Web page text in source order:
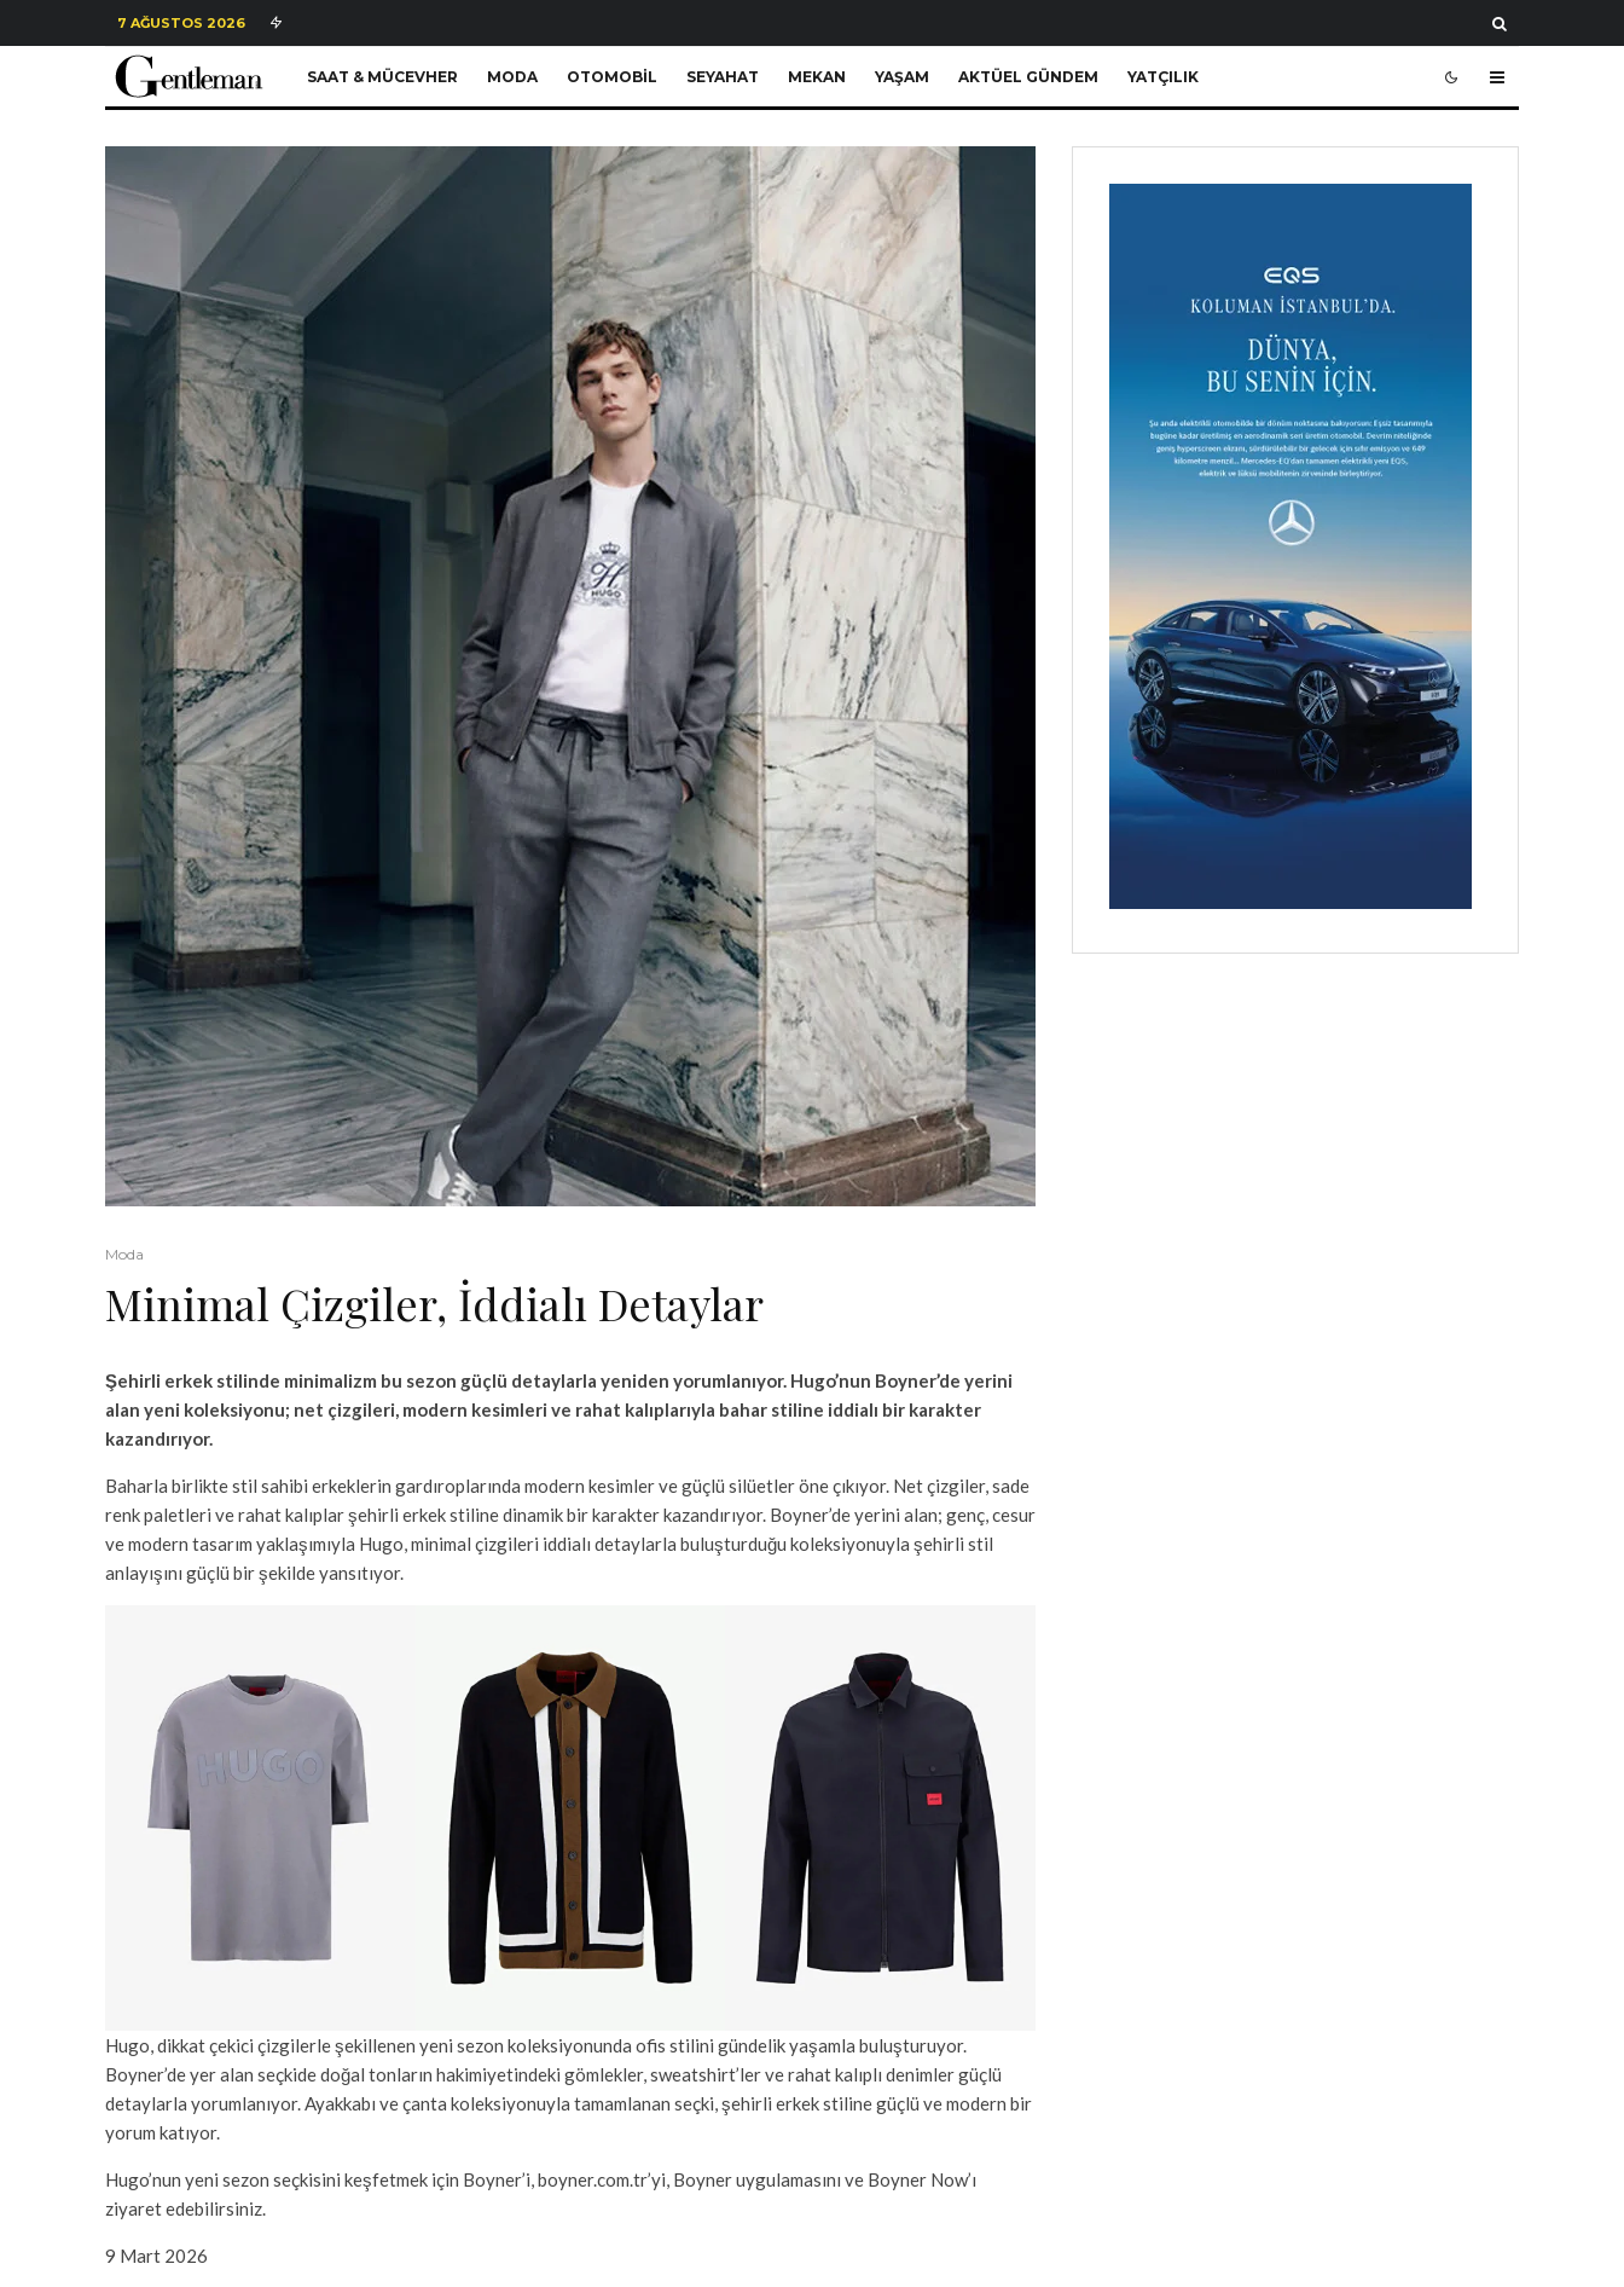
7 AĞUSTOS 2026
SAAT & MÜCEVHER MODA OTOMOBIL SEYAHAT MEKAN YAŞAM AKTÜEL GÜNDEM YATÇILIK
Moda
Minimal Çizgiler, İddialı Detaylar
Şehirli erkek stilinde minimalizm bu sezon güçlü detaylarla yeniden yorumlanıyor. Hugo’nun Boyner’de yerini
alan yeni koleksiyonu; net çizgileri, modern kesimleri ve rahat kalıplarıyla bahar stiline iddialı bir karakter
kazandırıyor.
Baharla birlikte stil sahibi erkeklerin gardıroplarında modern kesimler ve güçlü silüetler öne çıkıyor. Net çizgiler, sade
renk paletleri ve rahat kalıplar şehirli erkek stiline dinamik bir karakter kazandırıyor. Boyner’de yerini alan; genç, cesur
ve modern tasarım yaklaşımıyla Hugo, minimal çizgileri iddialı detaylarla buluşturduğu koleksiyonuyla şehirli stil
anlayışını güçlü bir şekilde yansıtıyor.
Hugo, dikkat çekici çizgilerle şekillenen yeni sezon koleksiyonunda ofis stilini gündelik yaşamla buluşturuyor.
Boyner’de yer alan seçkide doğal tonların hakimiyetindeki gömlekler, sweatshirt’ler ve rahat kalıplı denimler güçlü
detaylarla yorumlanıyor. Ayakkabı ve çanta koleksiyonuyla tamamlanan seçki, şehirli erkek stiline güçlü ve modern bir
yorum katıyor.
Hugo’nun yeni sezon seçkisini keşfetmek için Boyner’i, boyner.com.tr’yi, Boyner uygulamasını ve Boyner Now’ı
ziyaret edebilirsiniz.
9 Mart 2026